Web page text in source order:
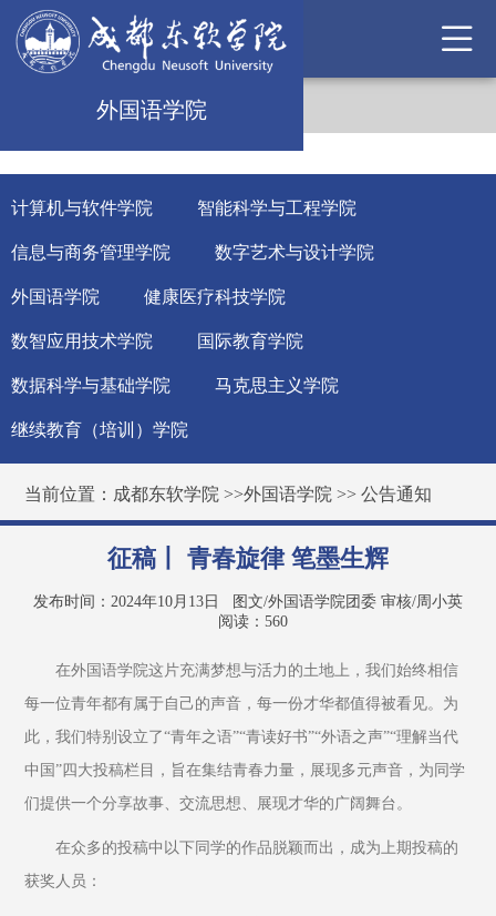
外国语学院
计算机与软件学院 智能科学与工程学院
信息与商务管理学院 数字艺术与设计学院
外国语学院 健康医疗科技学院
数智应用技术学院 国际教育学院
数据科学与基础学院 马克思主义学院
继续教育（培训）学院
当前位置： 成都东软学院 >>外国语学院 >>公告通知
征稿丨 青春旋律 笔墨生辉
发布时间：2024年10月13日
图文/外国语学院团委 审核/周小英
阅读： 560
在外国语学院这片充满梦想与活力的土地上，我们始终相信
每一位青年都有属于自己的声音，每一份才华都值得被看见。为
此，我们特别设立了“青年之语”“青读好书”“外语之声”“理解当代
中国”四大投稿栏目，旨在集结青春力量，展现多元声音，为同学
们提供一个分享故事、交流思想、展现才华的广阔舞台。
在众多的投稿中以下同学的作品脱颖而出，成为上期投稿的
获奖人员：